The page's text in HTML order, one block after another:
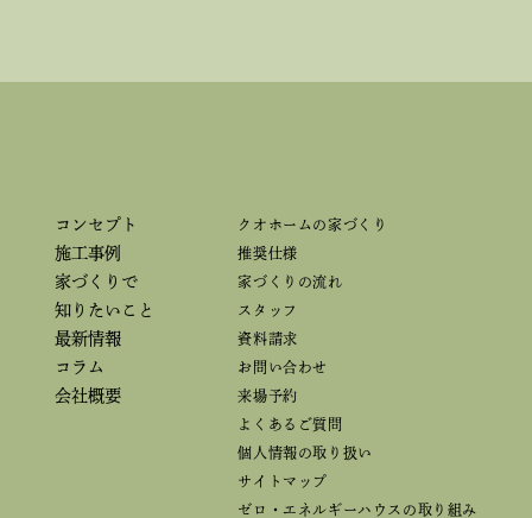
コンセプト
施工事例
家づくりで
知りたいこと
最新情報
コラム
会社概要
クオホームの家づくり
推奨仕様
家づくりの流れ
スタッフ
資料請求
お問い合わせ
来場予約
よくあるご質問
個人情報の取り扱い
サイトマップ
ゼロ・エネルギーハウスの取り組み